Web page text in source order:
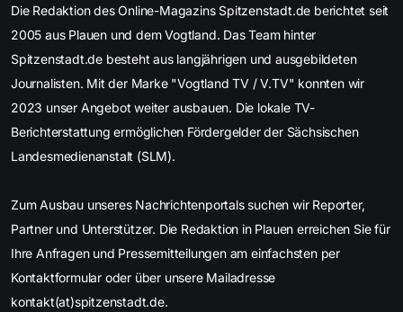
Die Redaktion des Online-Magazins Spitzenstadt.de berichtet seit
2005 aus Plauen und dem Vogtland. Das Team hinter
Spitzenstadt.de besteht aus langjährigen und ausgebildeten
Journalisten. Mit der Marke "Vogtland TV / V.TV" konnten wir
2023 unser Angebot weiter ausbauen. Die lokale TV-
Berichterstattung ermöglichen Fördergelder der Sächsischen
Landesmedienanstalt (SLM).
Zum Ausbau unseres Nachrichtenportals suchen wir Reporter,
Partner und Unterstützer. Die Redaktion in Plauen erreichen Sie für
Ihre Anfragen und Pressemitteilungen am einfachsten per
Kontaktformular oder über unsere Mailadresse
kontakt(at)spitzenstadt.de.